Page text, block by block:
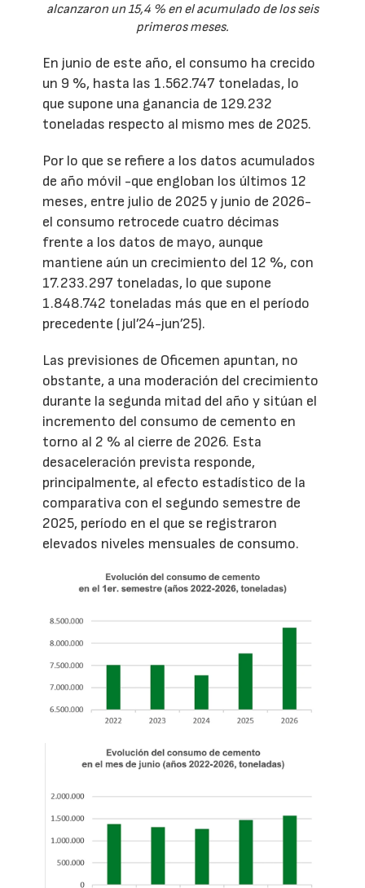
alcanzaron un 15,4 % en el acumulado de los seis
primeros meses.
En junio de este año, el consumo ha crecido
un 9 %, hasta las 1.562.747 toneladas, lo
que supone una ganancia de 129.232
toneladas respecto al mismo mes de 2025.
Por lo que se refiere a los datos acumulados
de año móvil -que engloban los últimos 12
meses, entre julio de 2025 y junio de 2026-
el consumo retrocede cuatro décimas
frente a los datos de mayo, aunque
mantiene aún un crecimiento del 12 %, con
17.233.297 toneladas, lo que supone
1.848.742 toneladas más que en el período
precedente (jul’24-jun’25).
Las previsiones de Oficemen apuntan, no
obstante, a una moderación del crecimiento
durante la segunda mitad del año y sitúan el
incremento del consumo de cemento en
torno al 2 % al cierre de 2026. Esta
desaceleración prevista responde,
principalmente, al efecto estadístico de la
comparativa con el segundo semestre de
2025, período en el que se registraron
elevados niveles mensuales de consumo.